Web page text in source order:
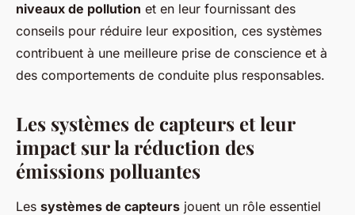
niveaux de pollution et en leur fournissant des
conseils pour réduire leur exposition, ces systèmes
contribuent à une meilleure prise de conscience et à
des comportements de conduite plus responsables.
Les systèmes de capteurs et leur
impact sur la réduction des
émissions polluantes
Les systèmes de capteurs jouent un rôle essentiel